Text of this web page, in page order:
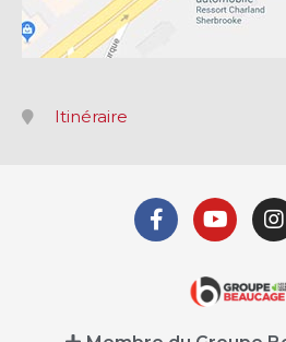
Itinéraire